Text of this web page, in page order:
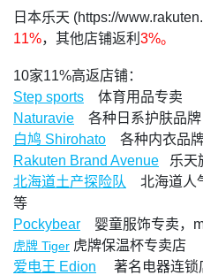
日本乐天 (https://
11%，其他店铺返利 3%。
10家11%高返店铺：
Step sports
体育用品专卖
Naturavie
各种日系护肤品牌
白鸠 Shirohato
各种内衣品
Rakuten Brand Avenue
乐天
北海道土产探险队
北海道人
等
Pockybear
婴童服饰专卖，
虎牌 Tiger 虎牌保温杯专卖店
爱电王 Edion
著名电器连锁